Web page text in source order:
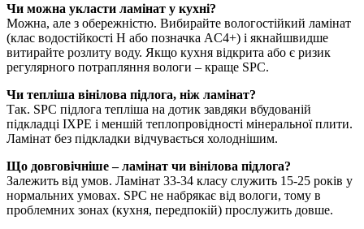
Чи можна укласти ламінат у кухні?
Можна, але з обережністю. Вибирайте вологостійкий ламінат
(клас водостійкості H або позначка AC4+) і якнайшвидше
витирайте розлиту воду. Якщо кухня відкрита або є ризик
регулярного потрапляння вологи – краще SPC.
Чи тепліша вінілова підлога, ніж ламінат?
Так. SPC підлога тепліша на дотик завдяки вбудованій
підкладці IXPE і меншій теплопровідності мінеральної плити.
Ламінат без підкладки відчувається холоднішим.
Що довговічніше – ламінат чи вінілова підлога?
Залежить від умов. Ламінат 33-34 класу служить 15-25 років у
нормальних умовах. SPC не набрякає від вологи, тому в
проблемних зонах (кухня, передпокій) прослужить довше.